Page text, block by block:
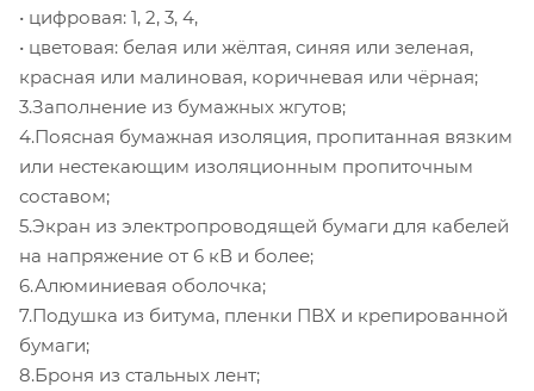
• цифровая: 1, 2, 3, 4,
• цветовая: белая или жёлтая, синяя или зеленая,
красная или малиновая, коричневая или чёрная;
3.Заполнение из бумажных жгутов;
4.Поясная бумажная изоляция, пропитанная вязким
или нестекающим изоляционным пропиточным
составом;
5.Экран из электропроводящей бумаги для кабелей
на напряжение от 6 кВ и более;
6.Алюминиевая оболочка;
7.Подушка из битума, пленки ПВХ и крепированной
бумаги;
8.Броня из стальных лент;